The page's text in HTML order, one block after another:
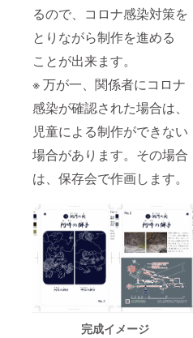
るので、コロナ感染対策を
とりながら制作を進める
ことが出来ます。
※ 万が一、関係者にコロナ
感染が確認された場合は、
児童による制作ができない
場合があります。その場合
は、保存会で作画します。
完成イメージ